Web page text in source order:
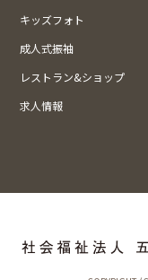
キッズフォト
成人式振袖
レストラン&ショップ
求人情報